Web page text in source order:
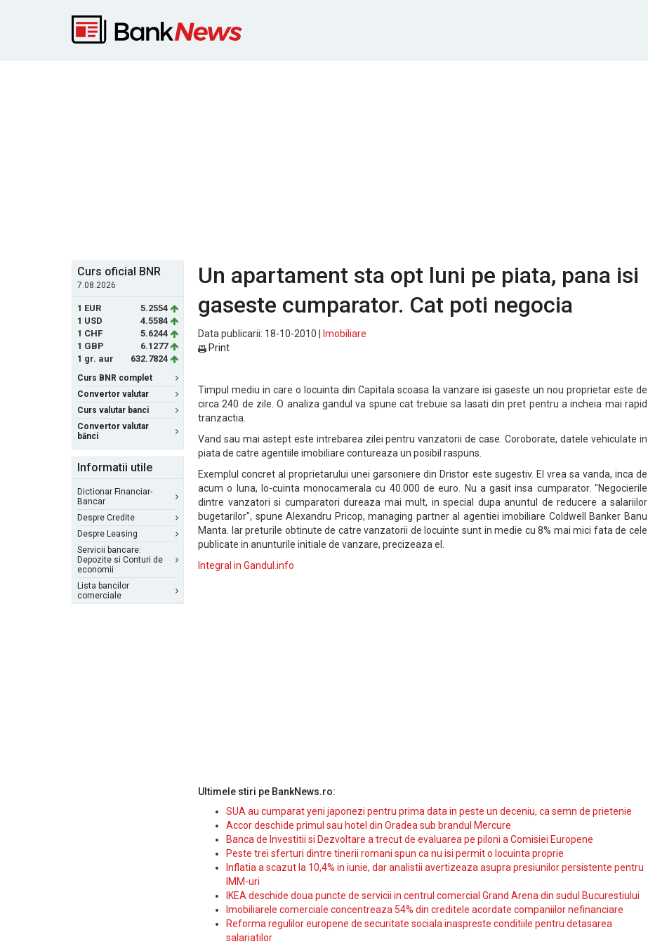
Curs oficial BNR
7.08.2026
1 EUR
5.2554
1 USD
4.5584
1 CHF
5.6244
1 GBP
6.1277
1 gr. aur
632.7824
Curs BNR complet
Convertor valutar
Curs valutar banci
Convertor valutar
bănci
Informatii utile
Dictionar Financiar-
Bancar
Despre Credite
Despre Leasing
Servicii bancare:
Depozite si Conturi de
economii
Lista bancilor
comerciale
Un apartament sta opt luni pe piata, pana isi
gaseste cumparator. Cat poti negocia
Data publicarii: 18-10-2010 |
Imobiliare
Print
Timpul mediu in care o locuinta din Capitala scoasa la vanzare isi gaseste un nou proprietar este de
circa 240 de zile. O analiza gandul va spune cat trebuie sa lasati din pret pentru a incheia mai rapid
tranzactia.
Vand sau mai astept este intrebarea zilei pentru vanzatorii de case. Coroborate, datele vehiculate in
piata de catre agentiile imobiliare contureaza un posibil raspuns.
Exemplul concret al proprietarului unei garsoniere din Dristor este sugestiv. El vrea sa vanda, inca de
acum o luna, lo-cuinta monocamerala cu 40.000 de euro. Nu a gasit insa cumparator. "Negocierile
dintre vanzatori si cumparatori dureaza mai mult, in special dupa anuntul de reducere a salariilor
bugetarilor", spune Alexandru Pricop, managing partner al agentiei imobiliare Coldwell Banker Banu
Manta. Iar preturile obtinute de catre vanzatorii de locuinte sunt in medie cu 8% mai mici fata de cele
publicate in anunturile initiale de vanzare, precizeaza el.
Integral in Gandul.info
Ultimele stiri pe BankNews.ro:
SUA au cumparat yeni japonezi pentru prima data in peste un deceniu, ca semn de prietenie
Accor deschide primul sau hotel din Oradea sub brandul Mercure
Banca de Investitii si Dezvoltare a trecut de evaluarea pe piloni a Comisiei Europene
Peste trei sferturi dintre tinerii romani spun ca nu isi permit o locuinta proprie
Inflatia a scazut la 10,4% in iunie, dar analistii avertizeaza asupra presiunilor persistente pentru
IMM-uri
IKEA deschide doua puncte de servicii in centrul comercial Grand Arena din sudul Bucurestiului
Imobiliarele comerciale concentreaza 54% din creditele acordate companiilor nefinanciare
Reforma regulilor europene de securitate sociala inaspreste conditiile pentru detasarea
salariatilor